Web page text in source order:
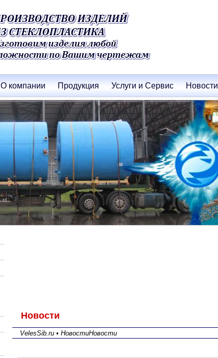
О компании Продукция Услуги и Сервис Новости
Новости
VelesSib.ru • НовостиНовости